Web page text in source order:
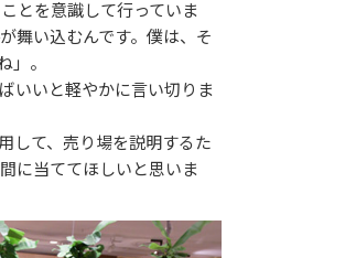
とを意識して行っていま
舞い込むんです。僕は、そ
」。
いいと軽やかに言い切りま
して、売り場を説明するた
に当ててほしいと思いま